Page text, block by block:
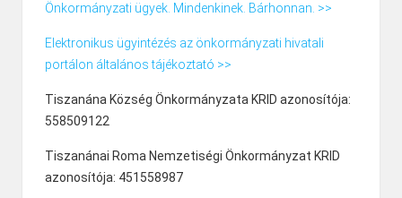
Önkormányzati ügyek. Mindenkinek. Bárhonnan. >>
Elektronikus ügyintézés az önkormányzati hivatali
portálon általános tájékoztató >>
Tiszanána Község Önkormányzata KRID azonosítója:
558509122
Tiszanánai Roma Nemzetiségi Önkormányzat KRID
azonosítója: 451558987